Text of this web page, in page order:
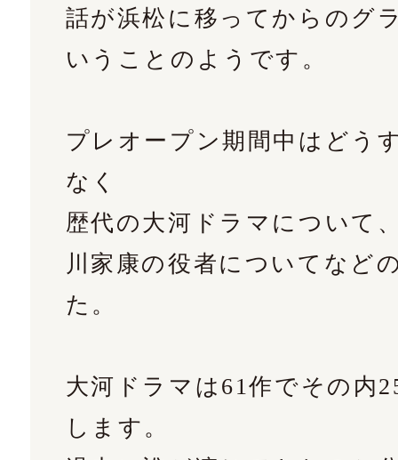
話が浜松に移ってからのグ
いうことのようです。
プレオープン期間中はどう
なく
歴代の大河ドラマについて
川家康の役者についてなど
た。
大河ドラマは61作でその内
します。